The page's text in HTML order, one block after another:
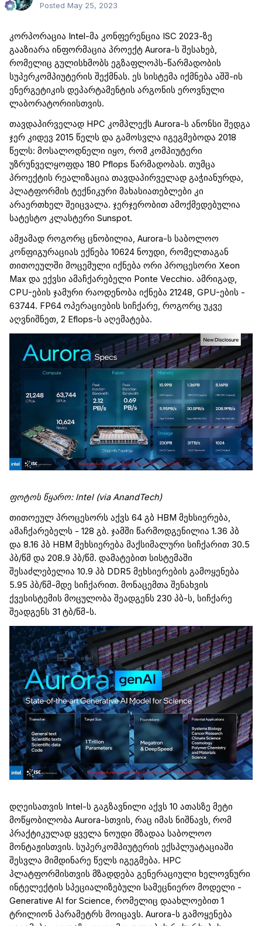
Posted May 25, 2023
კორპორაცია Intel -მა კონფერენცია ISC 2023-ზე
გააზიარა ინფორმაცია პროექტ Aurora-ს შესახებ,
რომელიც გულისხმობს ეგზაფლოპს-წარმადობის
სუპერკომპიუტერის შექმნას. ეს სისტემა იქმნება აშშ-ის
ენერგეტიკის დეპარტამენტის არგონის ეროვნული
ლაბორატორიისთვის.
თავდაპირველად HPC კომპლექს Aurora-ს ანონსი შედგა
ჯერ კიდევ 2015 წელს და გამოსვლა იგეგმებოდა 2018
წელს: მოსალოდნელი იყო, რომ კომპიუტერი
უზრუნველყოფდა 180 Pflops წარმადობას. თუმცა
პროექტის რეალიზაცია თავდაპირველად გაჭიანურდა,
პლატფორმის ტექნიკური მახასიათებლები კი
არაერთხელ შეიცვალა. ჯერჯერობით ამოქმედებულია
სატესტო კლასტერი Sunspot.
ამჟამად როგორც ცნობილია, Aurora-ს საბოლოო
კონფიგურაციას ექნება 10624 ნოუდი, რომელთაგან
თითოეულში მოცემული იქნება ორი პროცესორი Xeon
Max და ექვსი ამაჩქარებელი Ponte Vecchio. ამრიგად,
CPU-ების ჯამური რაოდენობა იქნება 21248, GPU-ების -
63744. FP64 ოპერაციების სიჩქარე, როგორც უკვე
აღვნიშნეთ, 2 Eflops-ს აღემატება.
ფოტოს წყარო: Intel (viaAnandTech)
თითოეულ პროცესორს აქვს 64 გბ HBM მეხსიერება,
ამაჩქარებელს - 128 გბ. ჯამში წარმოდგენილია 1.36 პბ
და 8.16 პბ HBM მეხსიერება მაქსიმალური სიჩქარით 30.5
პბ/წმ და 208.9 პბ/წმ. დამატებით სისტემაში
შესაძლებელია 10.9 პბ DDR5 მეხსიერების გამოყენება
5.95 პბ/წმ-მდე სიჩქარით. მონაცემთა შენახვის
ქვესისტემის მოცულობა შეადგენს 230 პბ-ს, სიჩქარე
შეადგენს 31 ტბ/წმ-ს.
დღეისათვის Intel-ს გაგზავნილი აქვს 10 ათასზე მეტი
მოწყობილობა Aurora-სთვის, რაც იმას ნიშნავს, რომ
პრაქტიკულად ყველა ნოუდი მზადაა საბოლოო
მონტაჟისთვის. სუპერკომპიუტერის ექსპლუატაციაში
შესვლა მიმდინარე წელს იგეგმება. НРС
პლატფორმისთვის მზადდება გენერაციული ხელოვნური
ინტელექტის სპეციალიზებული სამეცნიერო მოდელი -
Generative AI for Science, რომელიც დაახლოებით 1
ტრილიონ პარამეტრს მოიცავს. Aurora-ს გამოყენება